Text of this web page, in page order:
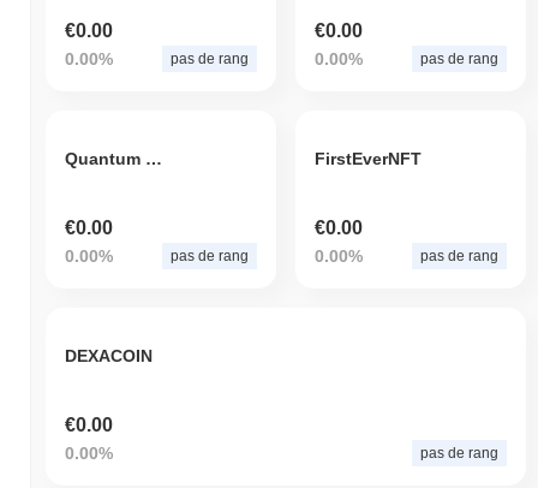
€0.00
0.00% pas de rang
€0.00
0.00% pas de rang
Quantum Wealth Network
€0.00
0.00% pas de rang
FirstEverNFT
€0.00
0.00% pas de rang
DEXACOIN
€0.00
0.00% pas de rang